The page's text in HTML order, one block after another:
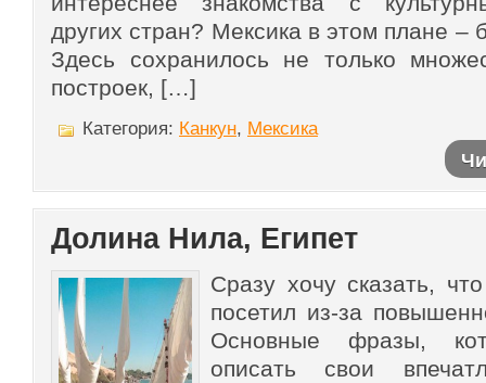
других стран? Мексика в этом плане –
Здесь сохранилось не только
построек, […]
Категория: Канкун, Мексика
Долина Нила, Египет
Сразу хочу сказать,
посетил из-за
Основные фразы,
описать свои